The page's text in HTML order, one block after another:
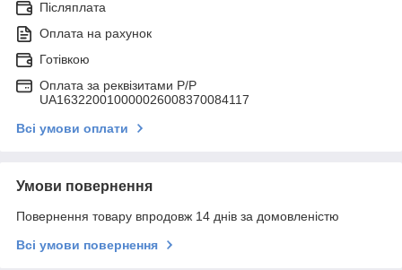
Післяплата
Оплата на рахунок
Готівкою
Оплата за реквізитами P/Р
UA163220010000026008370084117
Всі умови оплати
Умови повернення
Повернення товару впродовж 14 днів за домовленістю
Всі умови повернення